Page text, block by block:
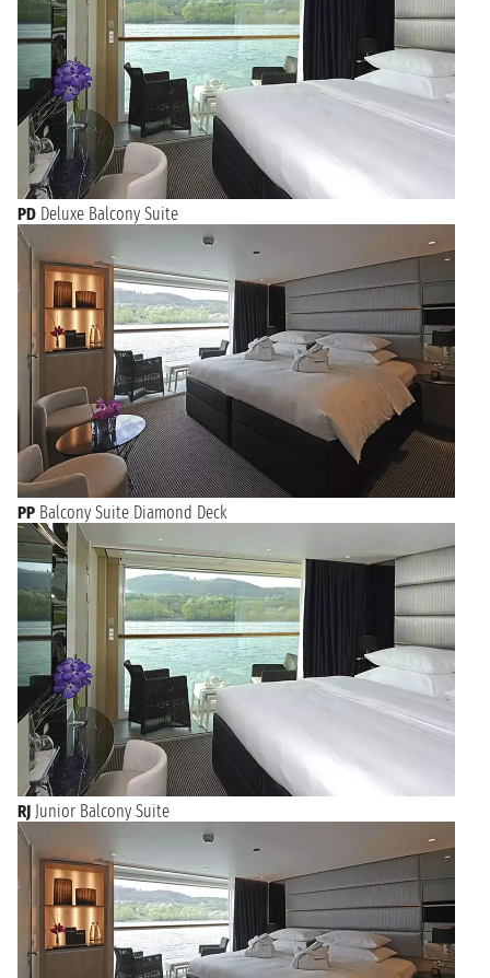
PD Deluxe Balcony Suite
PP Balcony Suite Diamond Deck
RJ Junior Balcony Suite